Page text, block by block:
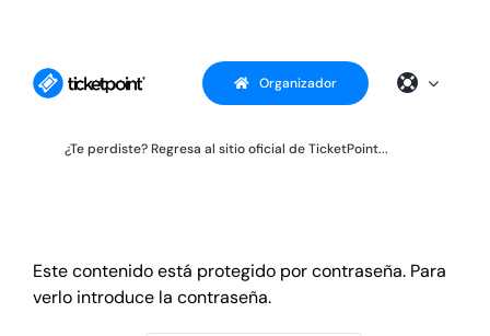
contenido
Organizador
¿Te perdiste? Regresa al sitio oficial de TicketPoint...
Este contenido está protegido por contraseña. Para
verlo introduce la contraseña.